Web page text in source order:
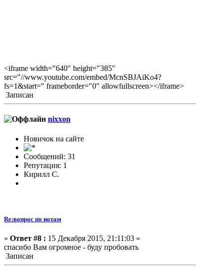
<iframe width="640" height="385"
src="//www.youtube.com/embed/McnSBJAiKo4?
fs=1&start=" frameborder="0" allowfullscreen></iframe>
Записан
nixxon
Новичок на сайте
Сообщений: 31
Репутация: 1
Кирилл С.
Re:вопрос по нотам
« Ответ #8 : 15 Декабря 2015, 21:11:03 »
спасибо Вам огромное - буду пробовать
Записан